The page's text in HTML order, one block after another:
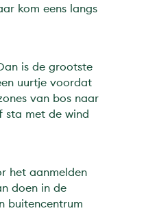
kom eens langs
is de grootste
uurtje voordat
van bos naar
sta met de wind
het aanmelden
doen in de
buitencentrum